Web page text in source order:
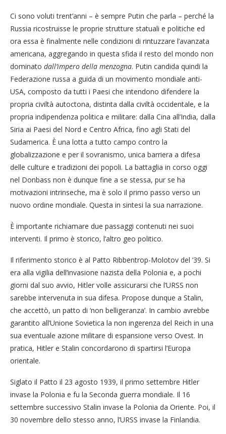
Ci sono voluti trent’anni – è sempre Putin che parla – perché la
Russia ricostruisse le proprie strutture statuali e politiche ed
ora essa è finalmente nelle condizioni di rintuzzare l’avanzata
americana, aggregando in questa sfida il resto del mondo non
dominato dall’impero della menzogna. Putin candida quindi la
Federazione russa a guida di un movimento mondiale anti-
USA, composto da tutti i Paesi che intendono difendere la
propria civiltà autoctona, distinta dalla civiltà occidentale, e la
propria indipendenza politica e militare: dalla Cina all’India, dalla
Siria ai Paesi del Nord e Centro Africa, fino agli Stati del
Sudamerica. È una lotta a tutto campo contro la
globalizzazione e per il sovranismo, unica barriera a difesa
delle culture e tradizioni dei popoli. La battaglia in corso oggi
nel Donbass non è dunque fine a se stessa, pur se ha
motivazioni intrinseche, ma è solo il primo passo verso un
nuovo ordine mondiale. Questa in sintesi la sua narrazione.
È importante richiamare due passaggi contenuti nei suoi
interventi. Il primo è storico, l’altro geo politico.
Il riferimento storico è al Patto Ribbentrop-Molotov del ’39. Si
era alla vigilia dell’invasione nazista della Polonia e, a pochi
giorni dal suo avvio, Hitler volle assicurarsi che l’URSS non
sarebbe intervenuta in sua difesa. Propose dunque a Stalin,
che accettò, un patto di ‘non belligeranza’. In cambio avrebbe
garantito all’Unione Sovietica la non ingerenza del Reich in una
sua eventuale azione militare di espansione verso Ovest. In
pratica, Hitler e Stalin concordarono di spartirsi l’Europa
orientale.
Siglato il Patto il 23 agosto 1939, il primo settembre Hitler
invase la Polonia e fu la Seconda guerra mondiale. Il 16
settembre successivo Stalin invase la Polonia da Oriente. Poi, il
30 novembre dello stesso anno, l’URSS invase la Finlandia.